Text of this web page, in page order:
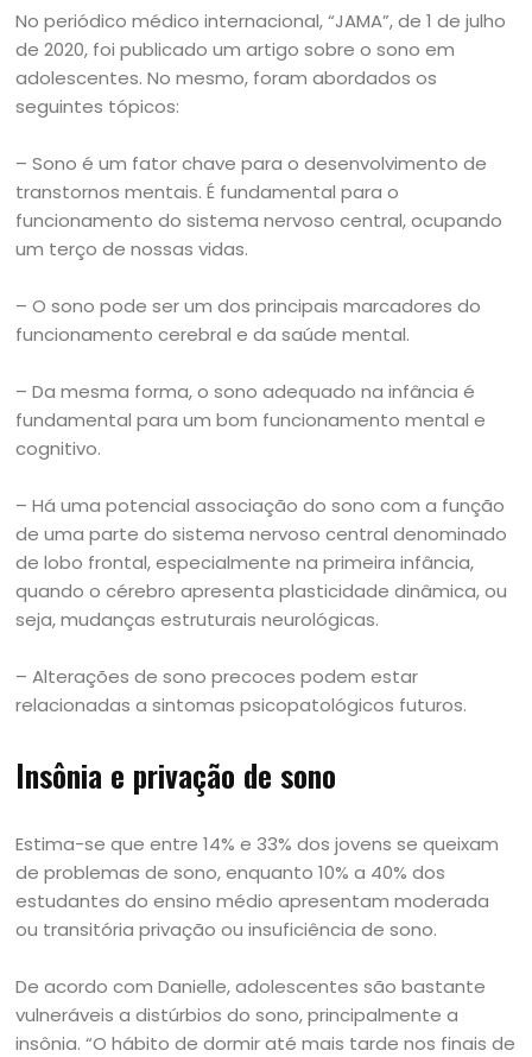
No periódico médico internacional, “JAMA”, de 1 de julho
de 2020, foi publicado um artigo sobre o sono em
adolescentes. No mesmo, foram abordados os
seguintes tópicos:
– Sono é um fator chave para o desenvolvimento de
transtornos mentais. É fundamental para o
funcionamento do sistema nervoso central, ocupando
um terço de nossas vidas.
– O sono pode ser um dos principais marcadores do
funcionamento cerebral e da saúde mental.
– Da mesma forma, o sono adequado na infância é
fundamental para um bom funcionamento mental e
cognitivo.
– Há uma potencial associação do sono com a função
de uma parte do sistema nervoso central denominado
de lobo frontal, especialmente na primeira infância,
quando o cérebro apresenta plasticidade dinâmica, ou
seja, mudanças estruturais neurológicas.
– Alterações de sono precoces podem estar
relacionadas a sintomas psicopatológicos futuros.
Insônia e privação de sono
Estima-se que entre 14% e 33% dos jovens se queixam
de problemas de sono, enquanto 10% a 40% dos
estudantes do ensino médio apresentam moderada
ou transitória privação ou insuficiência de sono.
De acordo com Danielle, adolescentes são bastante
vulneráveis a distúrbios do sono, principalmente a
insônia. “O hábito de dormir até mais tarde nos finais de